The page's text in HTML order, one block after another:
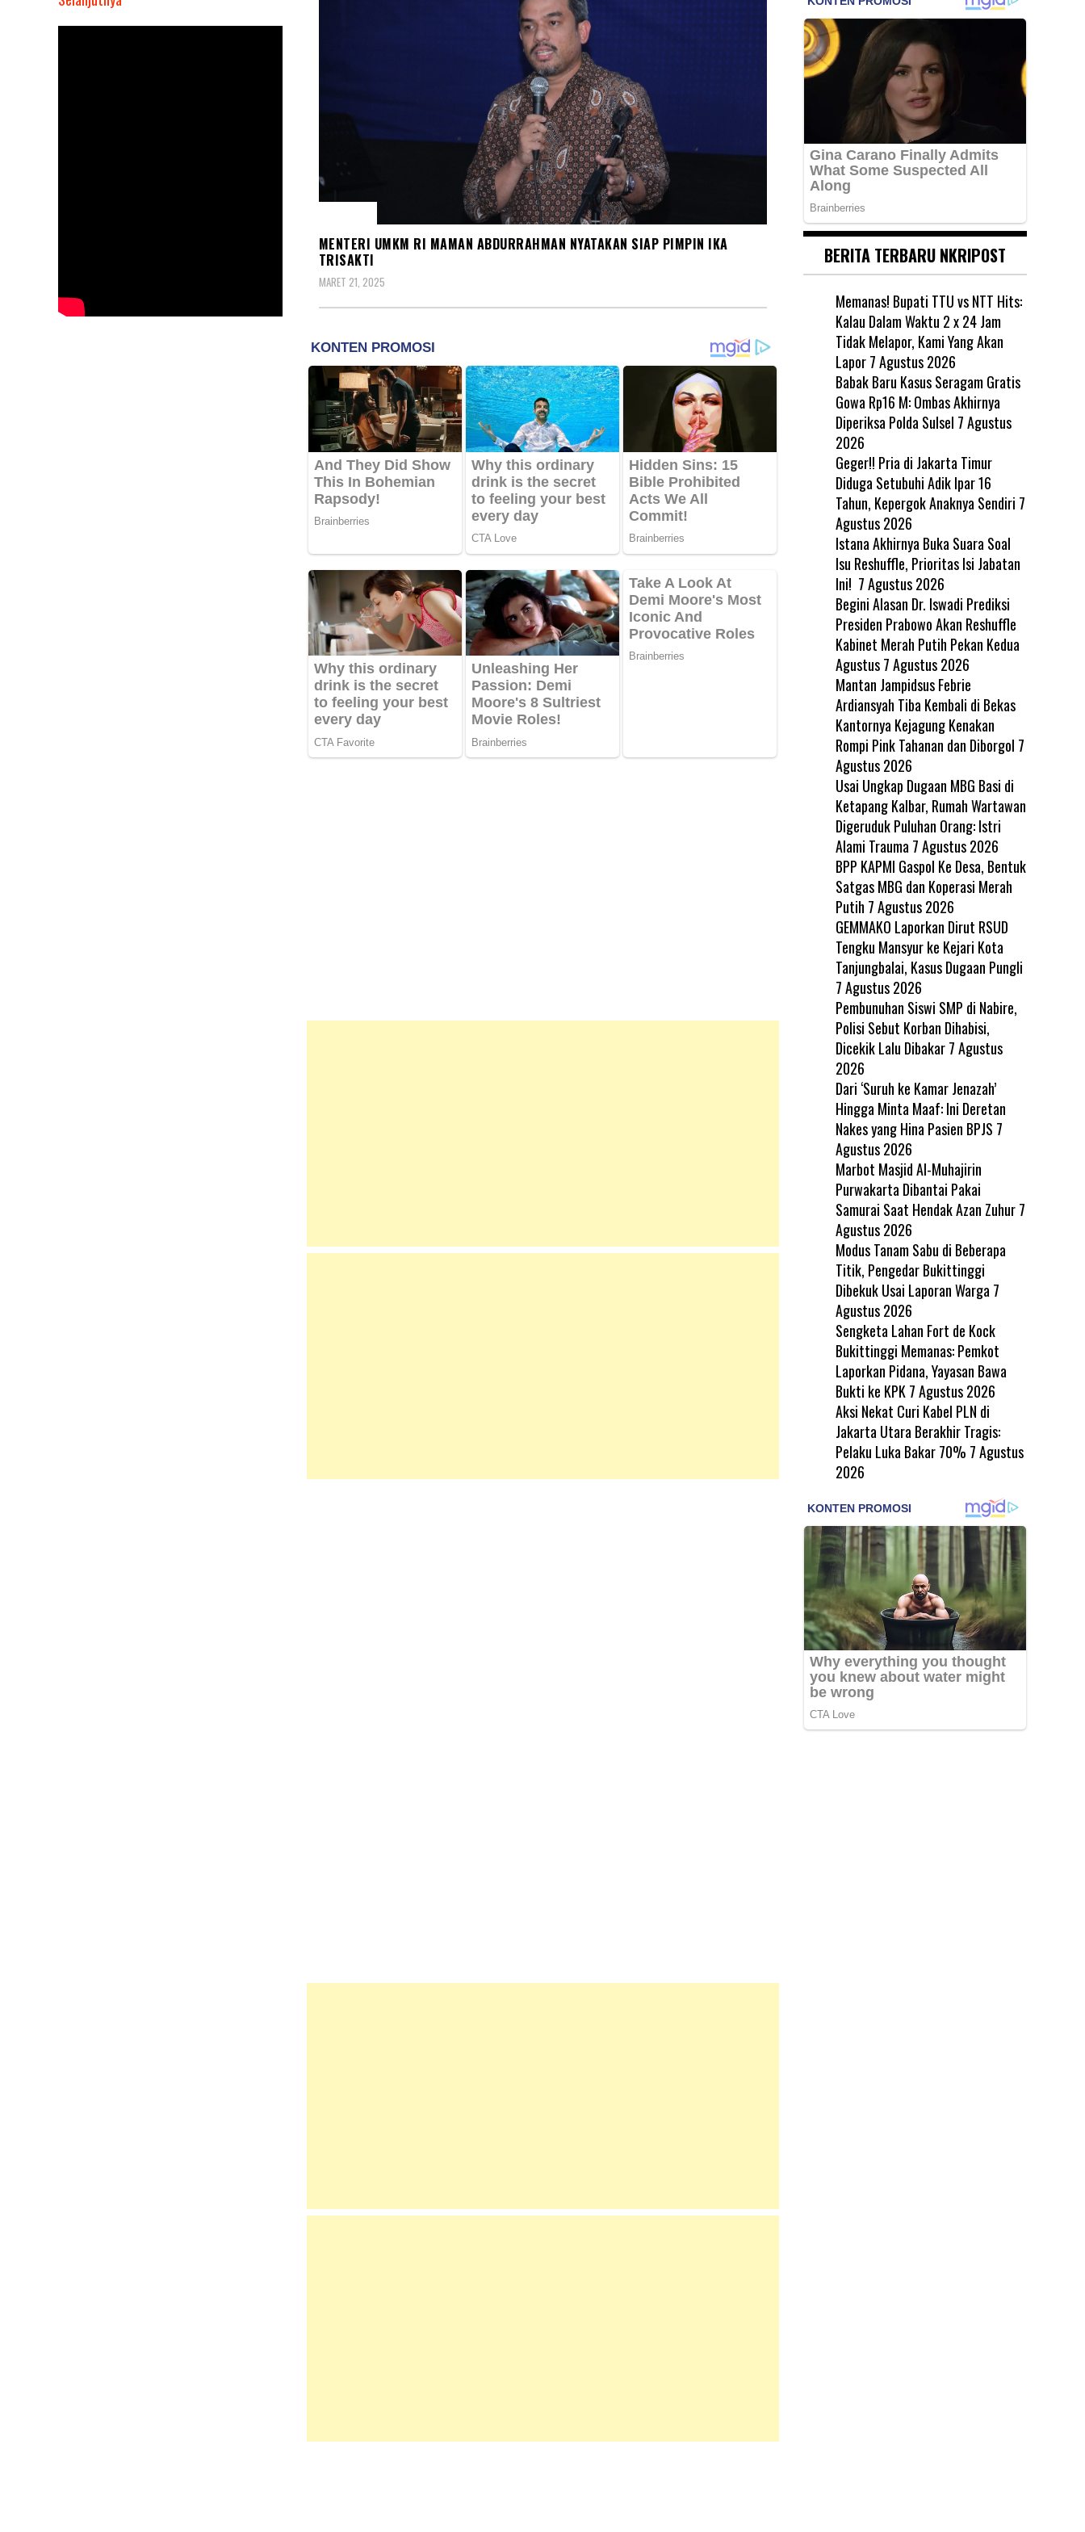
MENTERI UMKM RI MAMAN ABDURRAHMAN NYATAKAN SIAP PIMPIN IKA
TRISAKTI
MARET 21, 2025
BERITA TERBARU NKRIPOST
Memanas! Bupati TTU vs NTT Hits:
Kalau Dalam Waktu 2 x 24 Jam
Tidak Melapor, Kami Yang Akan
Lapor 7 Agustus 2026
Babak Baru Kasus Seragam Gratis
Gowa Rp16 M: Ombas Akhirnya
Diperiksa Polda Sulsel 7 Agustus
2026
Geger!! Pria di Jakarta Timur
Diduga Setubuhi Adik Ipar 16
Tahun, Kepergok Anaknya Sendiri 7
Agustus 2026
Istana Akhirnya Buka Suara Soal
Isu Reshuffle, Prioritas Isi Jabatan
Ini! 7 Agustus 2026
Begini Alasan Dr. Iswadi Prediksi
Presiden Prabowo Akan Reshuffle
Kabinet Merah Putih Pekan Kedua
Agustus 7 Agustus 2026
Mantan Jampidsus Febrie
Ardiansyah Tiba Kembali di Bekas
Kantornya Kejagung Kenakan
Rompi Pink Tahanan dan Diborgol 7
Agustus 2026
Usai Ungkap Dugaan MBG Basi di
Ketapang Kalbar, Rumah Wartawan
Digeruduk Puluhan Orang: Istri
Alami Trauma 7 Agustus 2026
BPP KAPMI Gaspol Ke Desa, Bentuk
Satgas MBG dan Koperasi Merah
Putih 7 Agustus 2026
GEMMAKO Laporkan Dirut RSUD
Tengku Mansyur ke Kejari Kota
Tanjungbalai, Kasus Dugaan Pungli
7 Agustus 2026
Pembunuhan Siswi SMP di Nabire,
Polisi Sebut Korban Dihabisi,
Dicekik Lalu Dibakar 7 Agustus
2026
Dari ‘Suruh ke Kamar Jenazah’
Hingga Minta Maaf: Ini Deretan
Nakes yang Hina Pasien BPJS 7
Agustus 2026
Marbot Masjid Al-Muhajirin
Purwakarta Dibantai Pakai
Samurai Saat Hendak Azan Zuhur 7
Agustus 2026
Modus Tanam Sabu di Beberapa
Titik, Pengedar Bukittinggi
Dibekuk Usai Laporan Warga 7
Agustus 2026
Sengketa Lahan Fort de Kock
Bukittinggi Memanas: Pemkot
Laporkan Pidana, Yayasan Bawa
Bukti ke KPK 7 Agustus 2026
Aksi Nekat Curi Kabel PLN di
Jakarta Utara Berakhir Tragis:
Pelaku Luka Bakar 70% 7 Agustus
2026